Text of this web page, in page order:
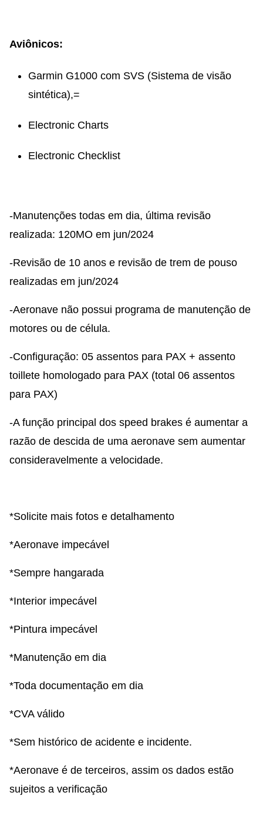
Aviônicos:
Garmin G1000 com SVS (Sistema de visão
sintética),=
Electronic Charts
Electronic Checklist
-Manutenções todas em dia, última revisão
realizada: 120MO em jun/2024
-Revisão de 10 anos e revisão de trem de pouso
realizadas em jun/2024
-Aeronave não possui programa de manutenção de
motores ou de célula.
-Configuração: 05 assentos para PAX + assento
toillete homologado para PAX (total 06 assentos
para PAX)
-A função principal dos speed brakes é aumentar a
razão de descida de uma aeronave sem aumentar
consideravelmente a velocidade.
*Solicite mais fotos e detalhamento
*Aeronave impecável
*Sempre hangarada
*Interior impecável
*Pintura impecável
*Manutenção em dia
*Toda documentação em dia
*CVA válido
*Sem histórico de acidente e incidente.
*Aeronave é de terceiros, assim os dados estão
sujeitos a verificação